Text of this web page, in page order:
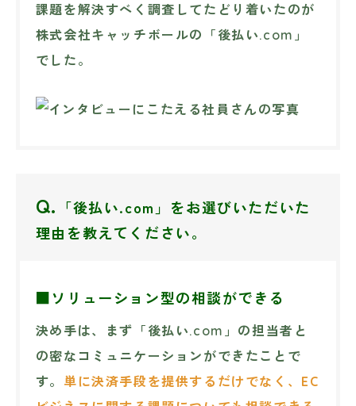
課題を解決すべく調査してたどり着いたのが
株式会社キャッチボールの「後払い.com」
でした。
Q. 「後払い.com」をお選びいただいた
理由を教えてください。
■ソリューション型の相談ができる
決め手は、まず「後払い.com」の担当者と
の密なコミュニケーションができたことで
す。 単に決済手段を提供するだけでなく、EC